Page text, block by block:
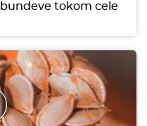
tokom cele